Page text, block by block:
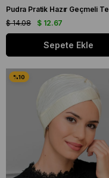
$ 12.67
$ 14.08
Sepete Ekle